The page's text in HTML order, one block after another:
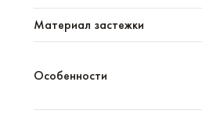
Материал застежки
Особенности